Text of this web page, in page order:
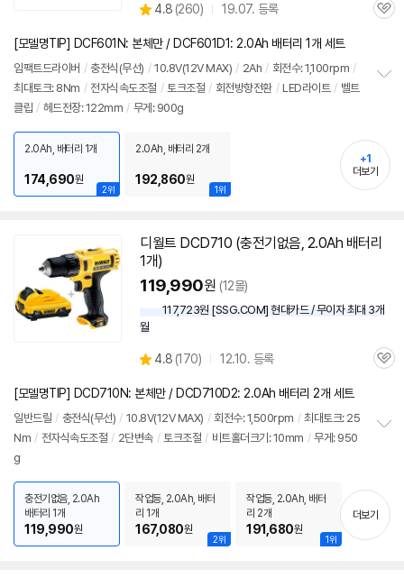
별
점
4.8 (상
리
뷰
260) 19.07. 등록
관
[모델명TIP] DCF601N: 본체만 / DCF601D1: 2.0Ah 배터리 1개 세트
임팩트드라이버 / 충전식(무선) / 10.8V(12VMAX) / 2Ah / 회전수: 1,100rpm /
최대토크: 8Nm / 전자식속도조절 / 토크조절 / 회전방향전환 / LED라이트 / 벨트
클립 / 헤드전장: 122mm / 무게: 900g
기
2위
2.0Ah, 배터리 1개
174,690원
1위
2.0Ah, 배터리 2개
192,860원
+1
더보기
디월트 DCD710 (충전기없음, 2.0Ah 배터리
1개)
119,990원 (12몰)
117,723원 [SSG.COM] 현대카드 / 무이자 최대 3개
월
별
점
4.8 (상
리
뷰
170) 12.10. 등록
관
[모델명TIP] DCD710N: 본체만 / DCD710D2: 2.0Ah 배터리 2개 세트
일반드릴 / 충전식(무선) / 10.8V(12VMAX) / 회전수: 1,500rpm / 최대토크: 25
Nm / 전자식속도조절 / 2단변속 / 토크조절 / 비트홀더크기: 10mm / 무게: 950
g
기
충전기없음, 2.0Ah
배터리 1개
119,990원
2위
작업등, 2.0Ah, 배터
리 1개
167,080원
1위
작업등, 2.0Ah, 배터
리 2개
191,680원
더보기